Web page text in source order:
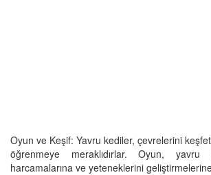
Oyun ve Keşif: Yavru kediler, çevrelerini
öğrenmeye meraklıdırlar. Oyun, yavru
harcamalarına ve yeteneklerini